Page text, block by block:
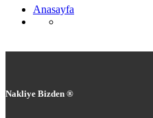
Anasayfa
Nakliye Bizden ®